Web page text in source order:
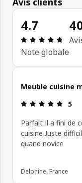
4.7
Note globale
Ignorer les avis clients
Meuble cuisine
5
Parfait Il a fini de
cuisine Juste
quand novice
Delphine, France